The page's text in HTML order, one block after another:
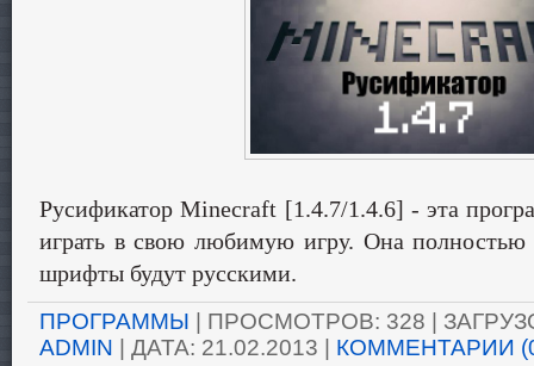
Русификатор Minecraft [1.4.7/1.4.6] - эта
играть в свою любимую игру. Она полностью
шрифты будут русскими.
ПРОГРАММЫ | ПРОСМОТРОВ: 328 |
ADMIN | ДАТА: 21.02.2013 КОММЕНТАРИИ